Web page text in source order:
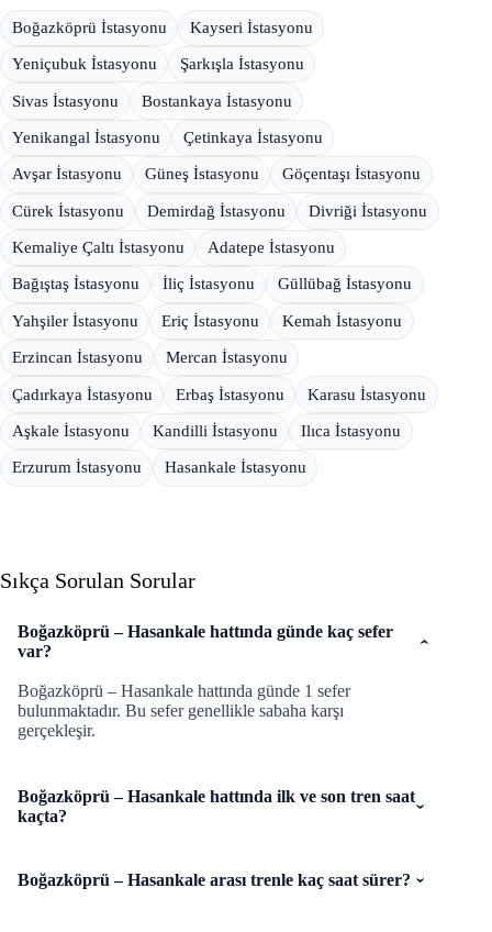
Boğazköprü İstasyonu Kayseri İstasyonu
Yeniçubuk İstasyonu Şarkışla İstasyonu
Sivas İstasyonu Bostankaya İstasyonu
Yenikangal İstasyonu Çetinkaya İstasyonu
Avşar İstasyonu Güneş İstasyonu Göçentaşı İstasyonu
Cürek İstasyonu Demirdağ İstasyonu Divriği İstasyonu
Kemaliye Çaltı İstasyonu Adatepe İstasyonu
Bağıştaş İstasyonu İliç İstasyonu Güllübağ İstasyonu
Yahşiler İstasyonu Eriç İstasyonu Kemah İstasyonu
Erzincan İstasyonu Mercan İstasyonu
Çadırkaya İstasyonu Erbaş İstasyonu Karasu İstasyonu
Aşkale İstasyonu Kandilli İstasyonu Ilıca İstasyonu
Erzurum İstasyonu Hasankale İstasyonu
Sıkça Sorulan Sorular
Boğazköprü – Hasankale hattında günde kaç sefer
var?
Boğazköprü – Hasankale hattında günde 1 sefer
bulunmaktadır. Bu sefer genellikle sabaha karşı
gerçekleşir.
Boğazköprü – Hasankale hattında ilk ve son tren saat
kaçta?
Boğazköprü – Hasankale arası trenle kaç saat sürer?